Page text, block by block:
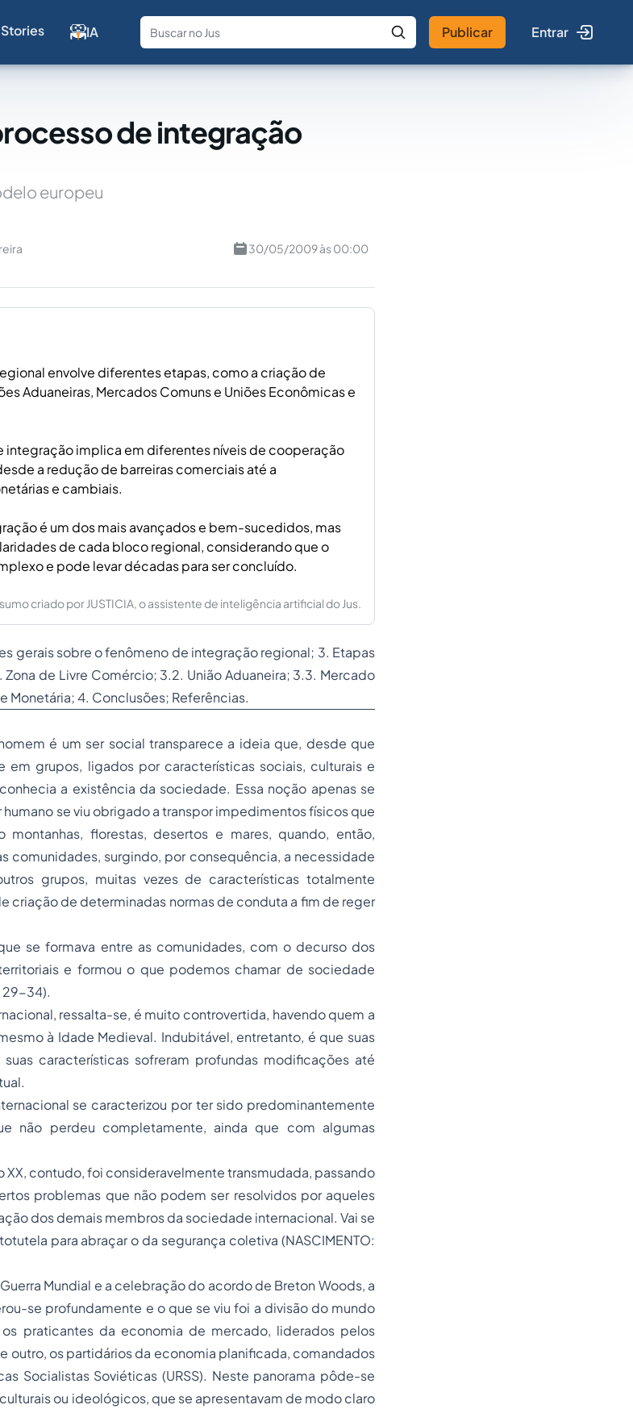
Stories IA
Fale com a IA Buscar no Jus
Publicar Entrar
de integração
europeu
30/05/2009 às 00:00
envolve diferentes etapas, como a criação de
Aduaneiras, Mercados Comuns e Uniões Econômicas e
integração implica em diferentes níveis de cooperação
a redução de barreiras comerciais até a
e cambiais.
é um dos mais avançados e bem-sucedidos, mas
de cada bloco regional, considerando que o
e pode levar décadas para ser concluído.
criado por JUSTICIA, o assistente de inteligência artificial do Jus.
gerais sobre o fenômeno de integração regional; 3. Etapas
de Livre Comércio; 3.2. União Aduaneira; 3.3. Mercado
Monetária; 4. Conclusões; Referências.
é um ser social transparece a ideia que, desde que
em grupos, ligados por características sociais, culturais e
a existência da sociedade. Essa noção apenas se
humano se viu obrigado a transpor impedimentos físicos que
montanhas, florestas, desertos e mares, quando, então,
comunidades, surgindo, por consequência, a necessidade
grupos, muitas vezes de características totalmente
criação de determinadas normas de conduta a fim de reger
se formava entre as comunidades, com o decurso dos
e formou o que podemos chamar de sociedade
29-34).
ressalta-se, é muito controvertida, havendo quem a
à Idade Medieval. Indubitável, entretanto, é que suas
características sofreram profundas modificações até
se caracterizou por ter sido predominantemente
não perdeu completamente, ainda que com algumas
contudo, foi consideravelmente transmudada, passando
problemas que não podem ser resolvidos por aqueles
dos demais membros da sociedade internacional. Vai se
para abraçar o da segurança coletiva (NASCIMENTO:
Mundial e a celebração do acordo de Breton Woods, a
se profundamente e o que se viu foi a divisão do mundo
praticantes da economia de mercado, liderados pelos
outro, os partidários da economia planificada, comandados
Socialistas Soviéticas (URSS). Neste panorama pôde-se
ou ideológicos, que se apresentavam de modo claro